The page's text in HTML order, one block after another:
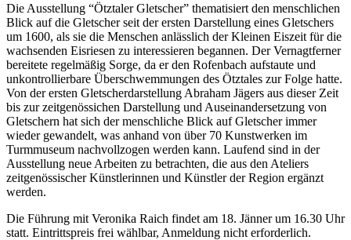
Die Ausstellung “Ötztaler Gletscher” thematisiert den menschlichen
Blick auf die Gletscher seit der ersten Darstellung eines Gletschers
um 1600, als sie die Menschen anlässlich der Kleinen Eiszeit für die
wachsenden Eisriesen zu interessieren begannen. Der Vernagtferner
bereitete regelmäßig Sorge, da er den Rofenbach aufstaute und
unkontrollierbare Überschwemmungen des Ötztales zur Folge hatte.
Von der ersten Gletscherdarstellung Abraham Jägers aus dieser Zeit
bis zur zeitgenössichen Darstellung und Auseinandersetzung von
Gletschern hat sich der menschliche Blick auf Gletscher immer
wieder gewandelt, was anhand von über 70 Kunstwerken im
Turmmuseum nachvollzogen werden kann. Laufend sind in der
Ausstellung neue Arbeiten zu betrachten, die aus den Ateliers
zeitgenössischer Künstlerinnen und Künstler der Region ergänzt
werden.
Die Führung mit Veronika Raich findet am 18. Jänner um 16.30 Uhr
statt. Eintrittspreis frei wählbar, Anmeldung nicht erforderlich.